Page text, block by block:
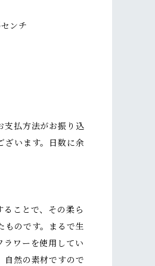
ンチ
支払方法がお振り込
ざいます。日数に余
ることで、その柔ら
ものです。まるで生
ラワーを使用してい
自然の素材ですので